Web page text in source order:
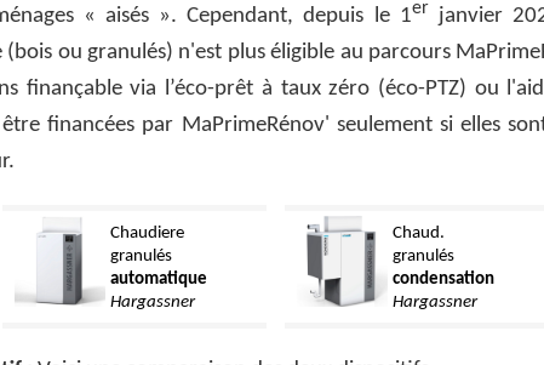
« aisés ». Cependant, depuis le 1er janvier
(bois ou granulés) n'est plus éligible au parcours
finançable via l’éco-prêt à taux zéro (éco-PTZ) ou
financées par MaPrimeRénov' seulement si elles
Chaudiere
granulés
automatique
Hargassner
Chaud.
granulés
condensation
Hargassner